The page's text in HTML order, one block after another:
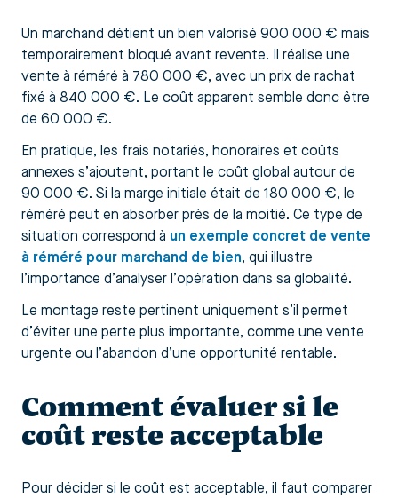
Un marchand détient un bien valorisé 900 000 € mais
temporairement bloqué avant revente. Il réalise une
vente à réméré à 780 000 €, avec un prix de rachat
fixé à 840 000 €. Le coût apparent semble donc être
de 60 000 €.
En pratique, les frais notariés, honoraires et coûts
annexes s’ajoutent, portant le coût global autour de
90 000 €. Si la marge initiale était de 180 000 €, le
réméré peut en absorber près de la moitié. Ce type de
situation correspond à un exemple concret de vente
à réméré pour marchand de bien, qui illustre
l’importance d’analyser l’opération dans sa globalité.
Le montage reste pertinent uniquement s’il permet
d’éviter une perte plus importante, comme une vente
urgente ou l’abandon d’une opportunité rentable.
Comment évaluer si le
coût reste acceptable
Pour décider si le coût est acceptable, il faut comparer